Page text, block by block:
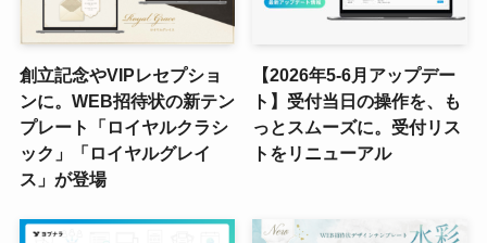
創立記念やVIPレセプショ
ンに。WEB招待状の新テン
プレート「ロイヤルクラシ
ック」「ロイヤルグレイ
ス」が登場
【2026年5-6月アップデー
ト】受付当日の操作を、も
っとスムーズに。受付リス
トをリニューアル